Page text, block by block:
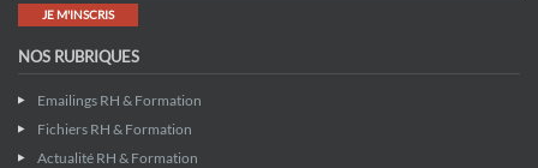
JE M'INSCRIS
NOS RUBRIQUES
Emailings RH & Formation
Fichiers RH & Formation
Actualité RH & Formation